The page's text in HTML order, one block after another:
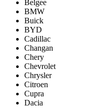
Belgee
BMW
Buick
BYD
Cadillac
Changan
Chery
Chevrolet
Chrysler
Citroen
Cupra
Dacia